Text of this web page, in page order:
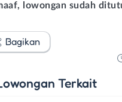
lowongan sudah
Bagikan
Terkait